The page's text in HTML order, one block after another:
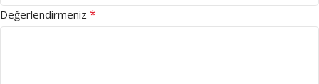
Değerlendirmeniz *